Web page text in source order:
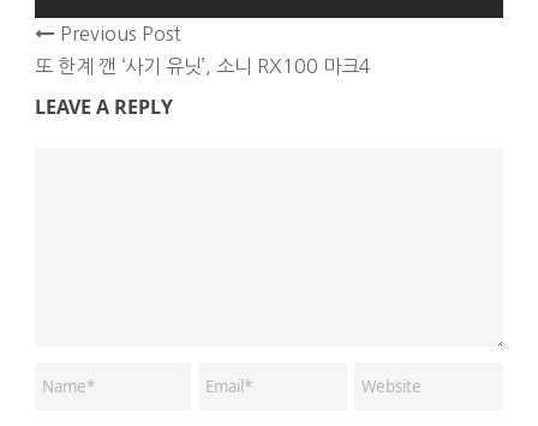
Previous Post
또 한계 깬 ‘사기 유닛’, 소니 RX100 마크4
LEAVE A REPLY